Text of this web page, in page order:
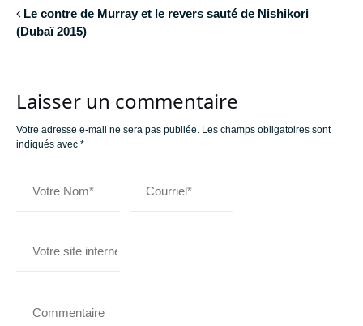
Le contre de Murray et le revers sauté de Nishikori
(Dubaï 2015)
Laisser un commentaire
Votre adresse e-mail ne sera pas publiée. Les champs obligatoires sont
indiqués avec *